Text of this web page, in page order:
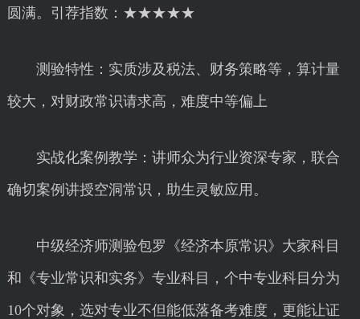
圆满。引荐指数：★★★★★
测验特性：实质涉及税法、财务策略等，算计量
较大，对财政常识请求高，难度中等偏上
实战化案例教学：讲师众为行业资深专家，联合
确切案例讲授空洞常识，助生灵敏应用。
中级经济师测验包罗《经济本原常识》大家科目
和《专业常识和实务》专业科目，个中专业科目分为
10个对象，选对专业不但能低落备考难度，更能让证